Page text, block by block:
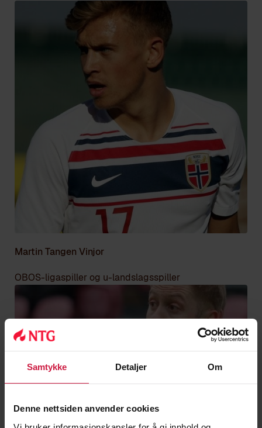
Samtykke Detaljer Om
Denne nettsiden anvender cookies
Martin Tangen Vinjor
OBOS-ligaspiller og u-landslagsspiller